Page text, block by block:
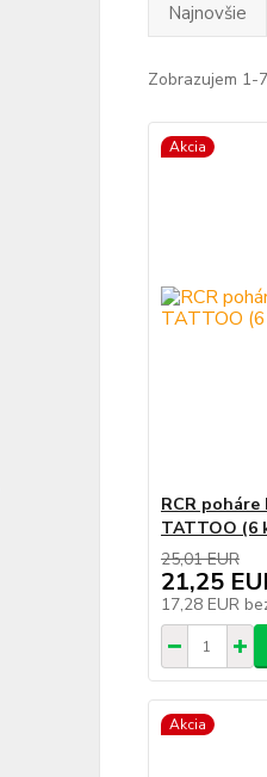
Najnovšie
Zobrazujem 1-
Akcia
RCR
TATTOO (6
25,01 EUR
21,25
17,28 EUR
Akcia